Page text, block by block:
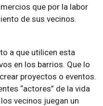
que por la labor
de sus vecinos.
a que utilicen esta
en los barrios. Que lo
proyectos o eventos.
“actores” de la vida
vecinos juegan un